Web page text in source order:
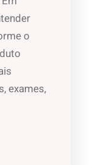
o
exames,